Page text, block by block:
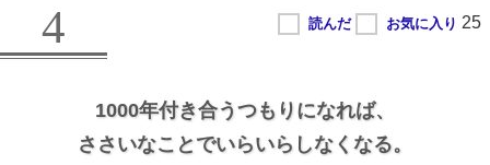
4
1000年付き合うつもりになれば、
ささいなことでいらいらしなくなる。